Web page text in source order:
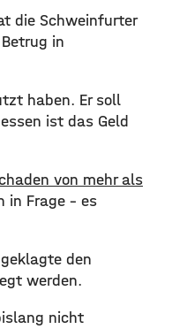
die Schweinfurter
in
haben. Er soll
ist das Geld
von mehr als
in Frage – es
den
werden.
nicht